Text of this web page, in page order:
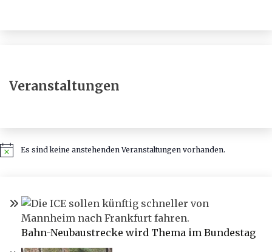
Veranstaltungen
HinweisEs sind keine anstehenden Veranstaltungen vorhanden.
Bahn-Neubaustrecke wird Thema im Bundestag